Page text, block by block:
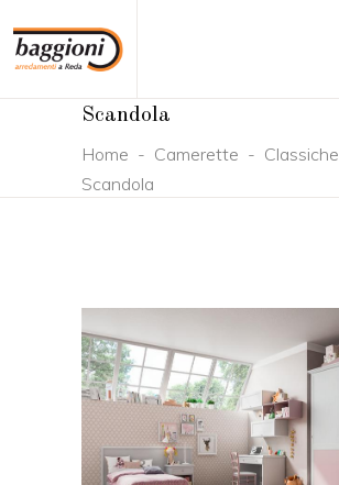
Scandola
Home - Camerette - Classiche
Scandola